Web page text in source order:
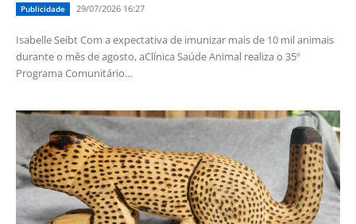
Publicidade 29/07/2026 16:27
Isabelle Seibt Com a expectativa de imunizar mais de 10 mil animais
durante o mês de agosto, aClínica Saúde Animal realiza o 35º
Programa Comunitário...